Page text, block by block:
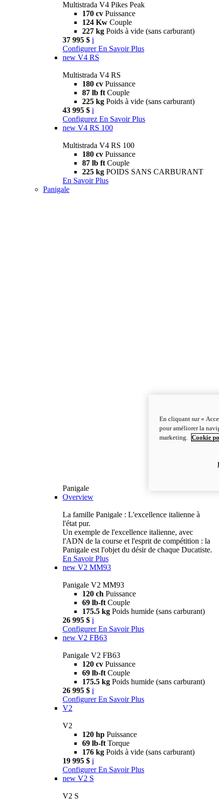
Multistrada V4 Pikes Peak
170 cv Puissance
124 Kw Couple
227 kg Poids à vide (sans carburant)
37 995 $ i
Configurer En Savoir Plus
new V4 RS
Multistrada V4 RS
180 cv Puissance
87 lb ft Couple
225 kg Poids à vide (sans carburant)
43 995 $ i
Configurez En Savoir Plus
new V4 RS 100
Multistrada V4 RS 100
180 cv Puissance
87 lb ft Couple
225 kg POIDS SANS CARBURANT
En Savoir Plus
Panigale
Panigale
Overview
La famille Panigale : L'excellence italienne à
l'état pur.
Un exemple de l'excellence italienne, avec
l'ADN de la course et l'esprit de compétition : la
Panigale est l'objet du désir de chaque Ducatiste.
En Savoir Plus
new V2 MM93
Panigale V2 MM93
120 ch Puissance
69 lb-ft Couple
175.5 kg Poids humide (sans carburant)
26 995 $ i
Configurer En Savoir Plus
new V2 FB63
Panigale V2 FB63
120 cv Puissance
69 lb-ft Couple
175.5 kg Poids humide (sans carburant)
26 995 $ i
Configurer En Savoir Plus
V2
V2
120 hp Puissance
69 lb-ft Torque
176 kg Poids à vide (sans carburant)
19 995 $ i
Configurer En Savoir Plus
new V2 S
V2 S
En cliquant sur «
pour améliorer la
marketing.
Cookie